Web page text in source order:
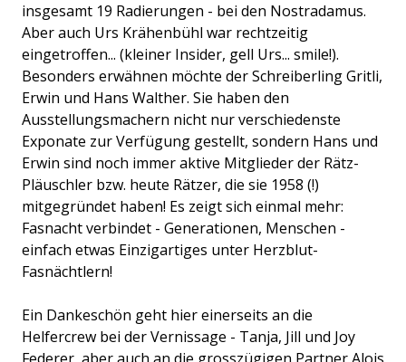
insgesamt 19 Radierungen - bei den Nostradamus.
Aber auch Urs Krähenbühl war rechtzeitig
eingetroffen... (kleiner Insider, gell Urs... smile!).
Besonders erwähnen möchte der Schreiberling Gritli,
Erwin und Hans Walther. Sie haben den
Ausstellungsmachern nicht nur verschiedenste
Exponate zur Verfügung gestellt, sondern Hans und
Erwin sind noch immer aktive Mitglieder der Rätz-
Pläuschler bzw. heute Rätzer, die sie 1958 (!)
mitgegründet haben! Es zeigt sich einmal mehr:
Fasnacht verbindet - Generationen, Menschen -
einfach etwas Einzigartiges unter Herzblut-
Fasnächtlern!
Ein Dankeschön geht hier einerseits an die
Helfercrew bei der Vernissage - Tanja, Jill und Joy